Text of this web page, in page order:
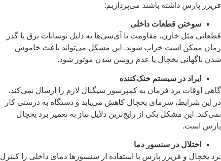
فریزر پارس داشته باشند می‌پردازیم:
سوختن قطعات داخلی
قطعاتی مثل خازن، مقاومت یا آی‌سی‌ها به دلیل نوسانات برق یا گذر
زمان ممکن است خراب شوند. این مشکل می‌تواند باعث خاموش
شدن ناگهانی یخچال یا عدم روشن شدن موتور شود.
ایراد در سیستم خنک‌کننده
گاهی اوقات برد فرمان به کمپرسور سیگنال لازم را ارسال نمی‌کند.
در این شرایط، سرمای یخچال کاهش می‌یابد و دستگاه به درستی کار
نمی‌کند. این مشکل یکی از رایج‌ترین دلایل نیاز به تعمیر برد یخچال
پارس است.
اختلال در سنسور دما
برد یخچال و فریزر پارس با استفاده از سنسورها دمای داخلی را کنترل